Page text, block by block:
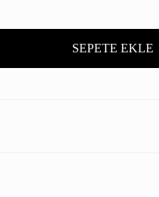
SEPETE EKLE